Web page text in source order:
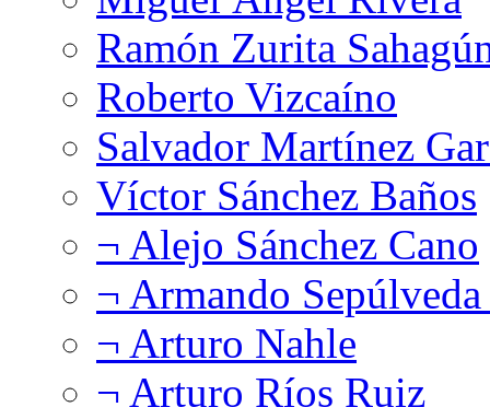
Ramón Zurita
Roberto Vizcaíno
Salvador Martínez
Víctor Sánchez Baños
¬ Alejo Sánchez Cano
¬ Armando
¬ Arturo Nahle
¬ Arturo Ríos Ruiz